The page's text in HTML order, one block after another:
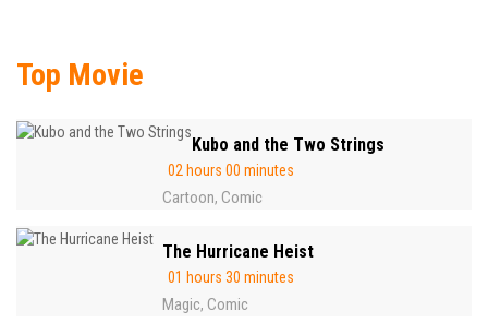
Top Movie
Kubo and the Two Strings
02 hours 00 minutes
Cartoon, Comic
The Hurricane Heist
01 hours 30 minutes
Magic, Comic